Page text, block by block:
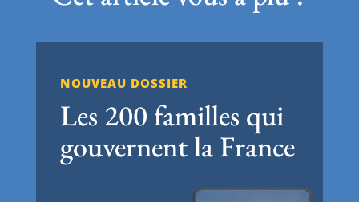
NOUVEAU DOSSIER
Les 200 familles qui
gouvernent la France